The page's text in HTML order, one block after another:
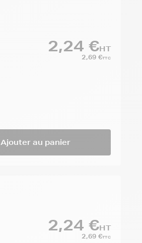
2,24 €HT
2,69 €TTC
Ajouter au panier
2,24 €HT
2,69 €TTC